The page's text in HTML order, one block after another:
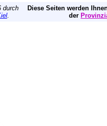
durch
.
Diese Seiten werden
der